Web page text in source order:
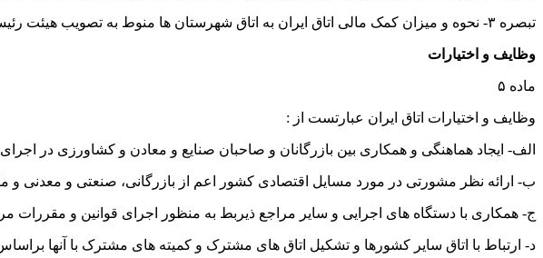
تبصره ۳- نحوه و میزان کمک مالی اتاق ایران به اتاق شهرستان ها منوط به تصویب هیئت رئیسه اتاق ایران است.
وظایف و اختیارات
ماده ۵
وظایف و اختیارات اتاق ایران عبارتست از :
الف- ایجاد هماهنگی و همکاری بین بازرگانان و صاحبان صنایع و معادن و کشاورزی در
ب- ارائه نظر مشورتی در مورد مسایل اقتصادی کشور اعم از بازرگانی، صنعتی و معدنی و
ج- همکاری با دستگاه های اجرایی و سایر مراجع ذیربط به منظور اجرای قوانین و مقررات
د- ارتباط با اتاق سایر کشورها و تشکیل اتاق های مشترک و کمیته های مشترک با آنها